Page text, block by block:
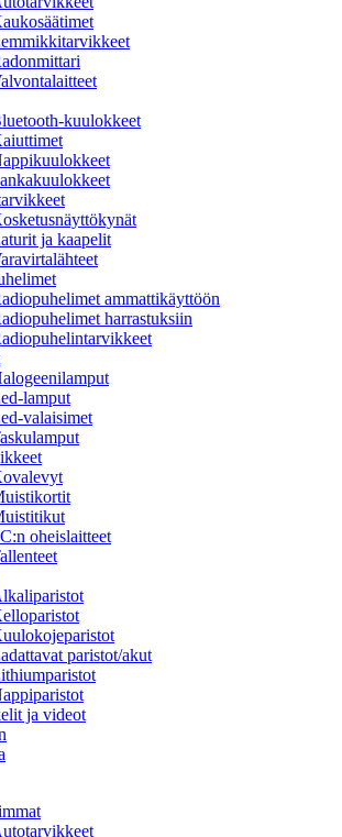
kuulokkeet
ja kaapelit
ammattikäyttöön
harrastuksiin
lamput
valaisimet
oheislaitteet
paristot/akut
ja videot